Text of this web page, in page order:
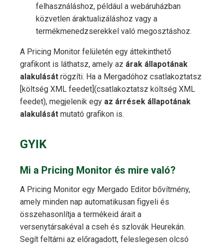
felhasználáshoz, például a webáruházban
közvetlen áraktualizáláshoz vagy a
termékmenedzserekkel való megosztáshoz.
A Pricing Monitor felületén egy áttekinthető
grafikont is láthatsz, amely az árak állapotának
alakulását rögzíti. Ha a Mergadóhoz csatlakoztatsz
[költség XML feedet](csatlakoztatsz költség XML
feedet), megjelenik egy az árrések állapotának
alakulását mutató grafikon is.
GYIK
Mi a Pricing Monitor és mire való?
A Pricing Monitor egy Mergado Editor bővítmény,
amely minden nap automatikusan figyeli és
összehasonlítja a termékeid árait a
versenytársakéval a cseh és szlovák Heurekán.
Segít feltárni az előragadott, feleslegesen olcsó